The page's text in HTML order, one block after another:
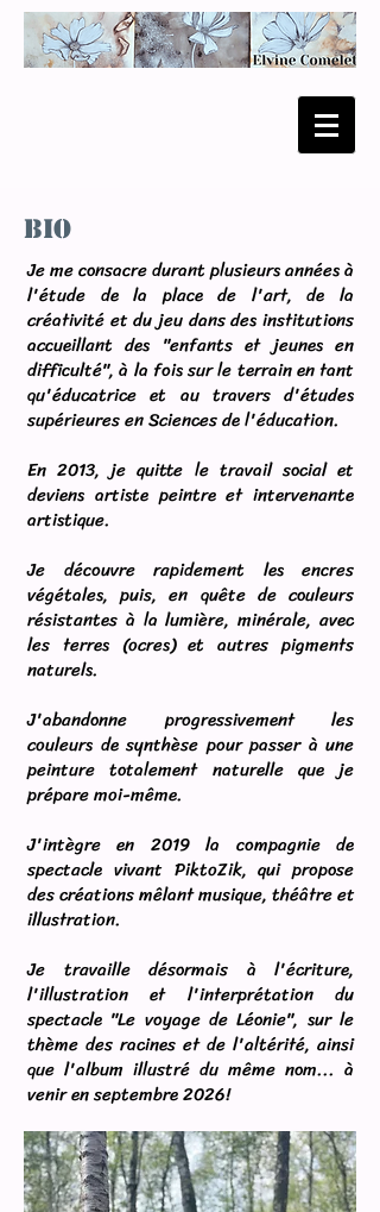
Bio
Je me consacre durant plusieurs années à
l'étude de la place de l'art, de la
créativité et du jeu dans des institutions
accueillant des "enfants et jeunes en
difficulté", à la fois sur le terrain en tant
qu'éducatrice et au travers d'études
supérieures en Sciences de l'éducation.
En 2013, je quitte le travail social et
deviens artiste peintre et intervenante
artistique.
Je découvre rapidement les encres
végétales, puis, en quête de couleurs
résistantes à la lumière, minérale, avec
les terres (ocres) et autres pigments
naturels.
J'abandonne progressivement les
couleurs de synthèse pour passer à une
peinture totalement naturelle que je
prépare moi-même.
J'intègre en 2019 la compagnie de
spectacle vivant PiktoZik, qui propose
des créations mêlant musique, théâtre et
illustration.
Je travaille désormais à l'écriture,
l'illustration et l'interprétation du
spectacle "Le voyage de Léonie", sur le
thème des racines et de l'altérité, ainsi
que l'album illustré du même nom... à
venir en septembre 2026!